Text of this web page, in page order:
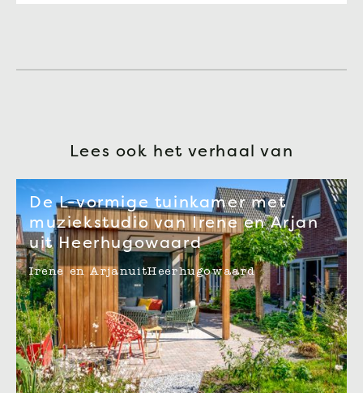
Lees ook het verhaal van
De L-vormige tuinkamer met
muziekstudio van Irene en Arjan
uit Heerhugowaard
Irene en ArjanuitHeerhugowaard